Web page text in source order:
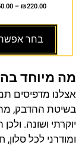
₪220.00
–
בחר
מה מיוחד
אצלנו מדפיסים
בשיטת ההדבק,
יוקרתי ושונה.
ומודרני לכל